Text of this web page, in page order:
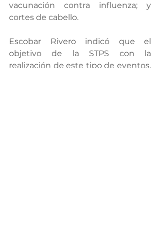
vacunación contra influenza; y
cortes de cabello.
Escobar Rivero indicó que el
objetivo de la STPS con la
realización de este tipo de eventos,